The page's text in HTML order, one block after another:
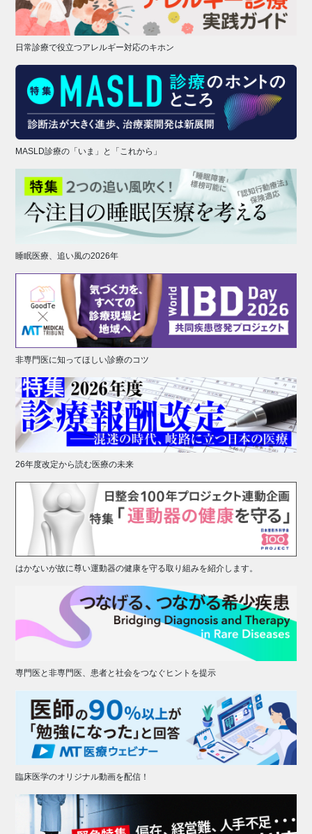
日常診療で役立つアレルギー対応のキホン
MASLD診療の「いま」と「これから」
睡眠医療、追い風の2026年
非専門医に知ってほしい診療のコツ
26年度改定から読む医療の未来
はかないが故に尊い運動器の健康を守る取り組みを紹介します。
専門医と非専門医、患者と社会をつなぐヒントを提示
臨床医学のオリジナル動画を配信！